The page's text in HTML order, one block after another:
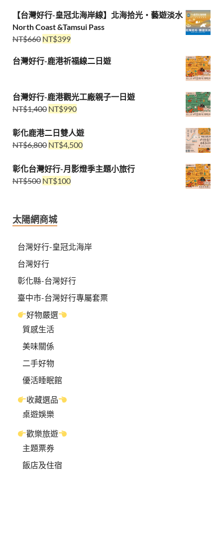
【台灣好行-皇冠北海岸線】北海拾光・藝遊淡水
North Coast &Tamsui Pass
NT$660 NT$399
台灣好行-鹿港祈福線二日遊
台灣好行-鹿港觀光工廠親子一日遊
NT$1,400 NT$990
彰化鹿港二日雙人遊
NT$6,800 NT$4,500
彰化台灣好行-月影燈季主題小旅行
NT$500 NT$100
太陽網商城
台灣好行-皇冠北海岸
台灣好行
彰化縣-台灣好行
臺中市-台灣好行專屬套票
好物嚴選
質感生活
美味關係
二手好物
優活睡眠館
收藏選品
桌遊娛樂
歡樂旅遊
主題票券
飯店及住宿